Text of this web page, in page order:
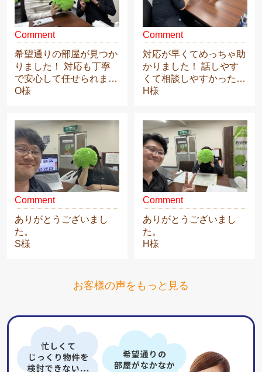
Comment
希望通りの部屋が見つか
りました！ 対応も丁寧
で安心して任せられまし
た。 また引っ...
O様
Comment
対応が早くてめっちゃ助
かりました！ 話しやす
くて相談しやすかったで
す。 大林さん...
H様
Comment
ありがとうございまし
た。
S様
Comment
ありがとうございまし
た。
H様
お客様の声をもっと見る